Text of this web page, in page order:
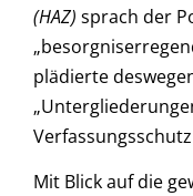
(HAZ) sprach der
plädierte
Mit Blick auf die